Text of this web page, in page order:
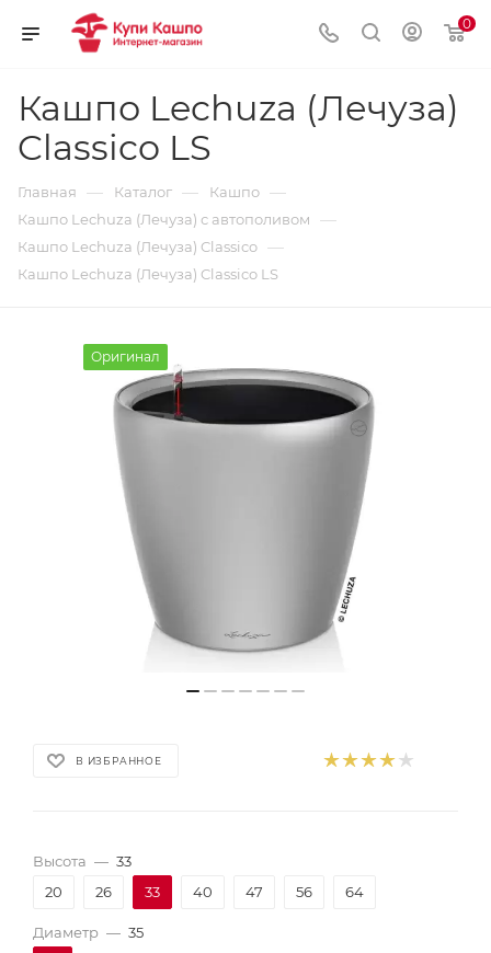
0
Кашпо Lechuza (Лечуза)
Classico LS
Главная — Каталог — Кашпо —
Кашпо Lechuza (Лечуза) с автополивом —
Кашпо Lechuza (Лечуза) Classico —
Кашпо Lechuza (Лечуза) Classico LS
Оригинал
В ИЗБРАННОЕ
Высота — 33
20
26 33 40 47 56 64
Диаметр — 35